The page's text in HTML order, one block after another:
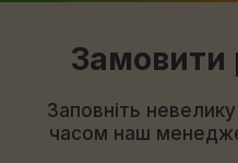
Замовити
Заповніть
часом наш